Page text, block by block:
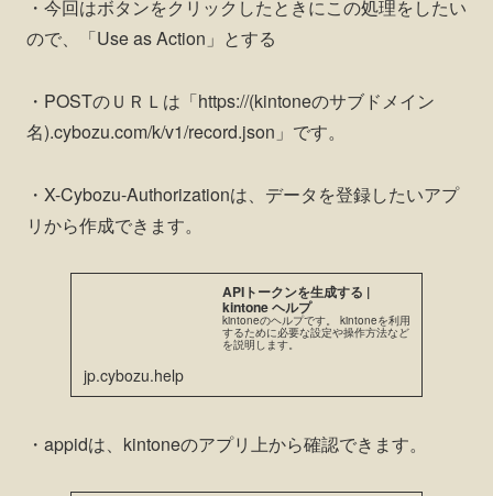
・今回はボタンをクリックしたときにこの処理をしたい
ので、「Use as Action」とする
・POSTのＵＲＬは「https://(kintoneのサブドメイン
名).cybozu.com/k/v1/record.json」です。
・X-Cybozu-Authorizationは、データを登録したいアプ
リから作成できます。
APIトークンを生成する |
kintone ヘルプ
kintoneのヘルプです。 kintoneを利用
するために必要な設定や操作方法など
を説明します。
jp.cybozu.help
・appidは、kintoneのアプリ上から確認できます。